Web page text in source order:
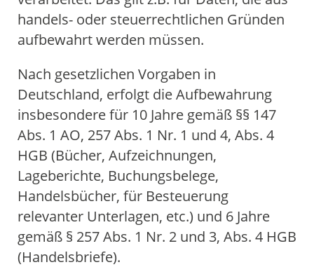
handels- oder steuerrechtlichen Gründen
aufbewahrt werden müssen.
Nach gesetzlichen Vorgaben in
Deutschland, erfolgt die Aufbewahrung
insbesondere für 10 Jahre gemäß §§ 147
Abs. 1 AO, 257 Abs. 1 Nr. 1 und 4, Abs. 4
HGB (Bücher, Aufzeichnungen,
Lageberichte, Buchungsbelege,
Handelsbücher, für Besteuerung
relevanter Unterlagen, etc.) und 6 Jahre
gemäß § 257 Abs. 1 Nr. 2 und 3, Abs. 4 HGB
(Handelsbriefe).